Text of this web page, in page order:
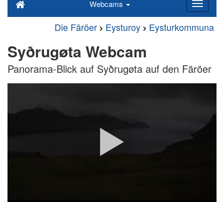
Webcams
Die Färöer Eysturoy Eysturkommuna
Syðrugøta Webcam
Panorama-Blick auf Syðrugøta auf den Färöer